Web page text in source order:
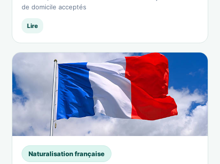
de domicile acceptés
Lire
Naturalisation française